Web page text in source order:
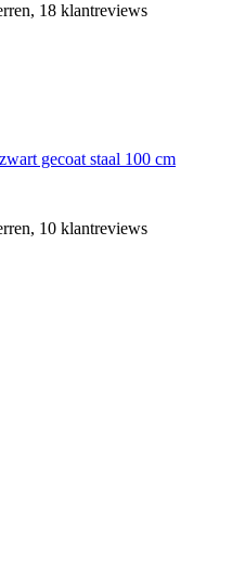
18 klantreviews
gecoat staal 100 cm
10 klantreviews